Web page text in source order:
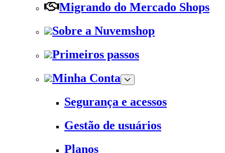
Migrando do Mercado Shops
Sobre a Nuvemshop
Primeiros passos
Minha Conta
Segurança e acessos
Gestão de usuários
Planos